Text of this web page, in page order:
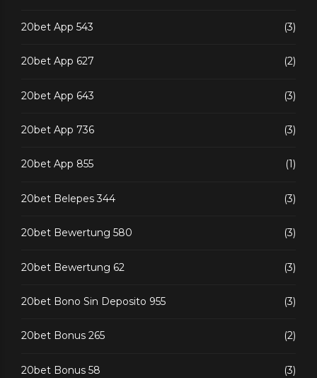
20bet App 543 (3)
20bet App 627 (2)
20bet App 643 (3)
20bet App 736 (3)
20bet App 855 (1)
20bet Belepes 344 (3)
20bet Bewertung 580 (3)
20bet Bewertung 62 (3)
20bet Bono Sin Deposito 955 (3)
20bet Bonus 265 (2)
20bet Bonus 58 (3)